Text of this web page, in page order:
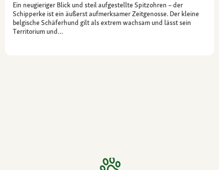
Ein neugieriger Blick und steil aufgestellte Spitzohren – der
Schipperke ist ein äußerst aufmerksamer Zeitgenosse. Der kleine
belgische Schäferhund gilt als extrem wachsam und lässt sein
Territorium und…